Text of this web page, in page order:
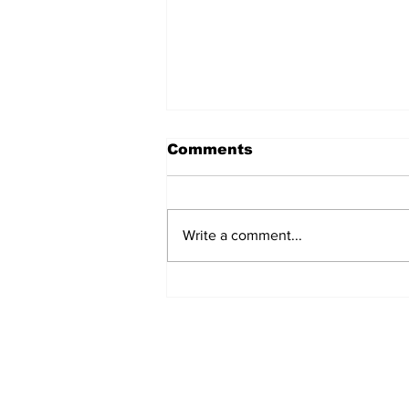
Comments
Write a comment...